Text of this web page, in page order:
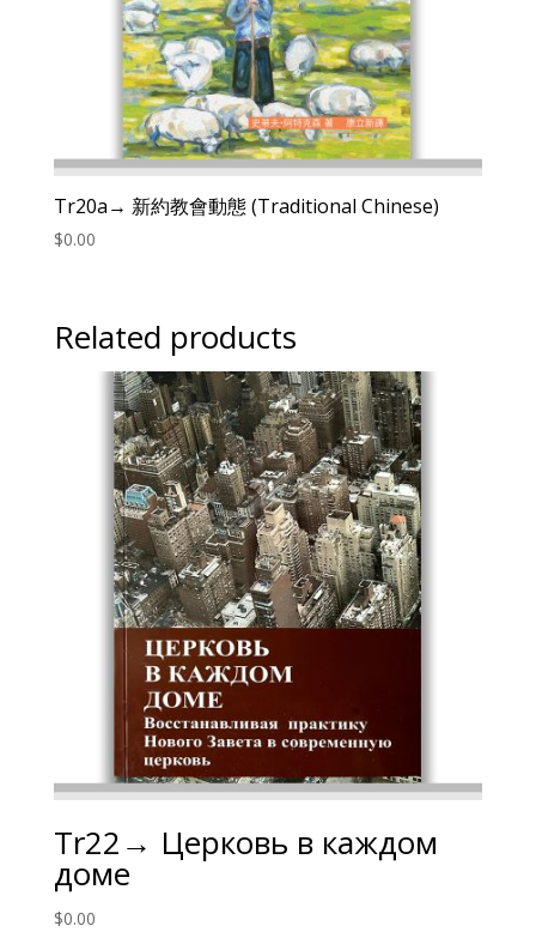
Tr20a→ 新約教會動態 (Traditional Chinese)
$0.00
Related products
Tr22→ Церковь в каждом
доме
$0.00